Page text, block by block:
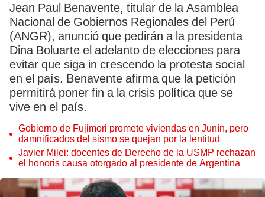
Jean Paul Benavente, titular de la Asamblea
Nacional de Gobiernos Regionales del Perú
(ANGR), anunció que pedirán a la presidenta
Dina Boluarte el adelanto de elecciones para
evitar que siga in crescendo la protesta social
en el país. Benavente afirma que la petición
permitirá poner fin a la crisis política que se
vive en el país.
Gobierno de Fujimori promete viviendas en Junín, pero
damnificados del sismo se quejan por la lentitud
Javier Milei: docentes de Derecho de la USMP rechazan
el honoris causa otorgado al presidente de Argentina